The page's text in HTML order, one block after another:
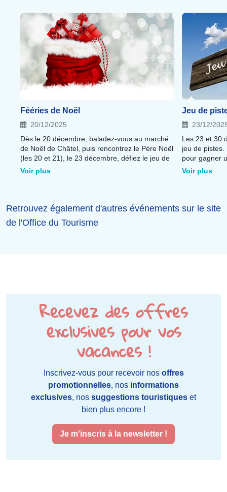
Fééries de Noël
20/12/2025
Dès le 20 décembre, baladez-vous au marché
de Noël de Châtel, puis rencontrez le Père Noël
(les 20 et 21), le 23 décembre, défiez le jeu de
pistes avant de vous émerveillez devant le
spectacle de Noël. Le 24 décembre, le père
Patinoire, crèche de Noël, ateliers créatifs...
Voir plus
Jeu de
23/12/
Les 23 et 30
jeu de
pour gagner un petit
ce sera sur
sur le thème
Voir plus
Retrouvez également d'autres événements sur le site
de l'Office du Tourisme
Recevez des offres
exclusives pour vos
vacances !
Inscrivez-vous pour recevoir nos offres
promotionnelles, nos informations
exclusives, nos suggestions touristiques et
bien plus encore !
Je m'inscris à la newsletter !